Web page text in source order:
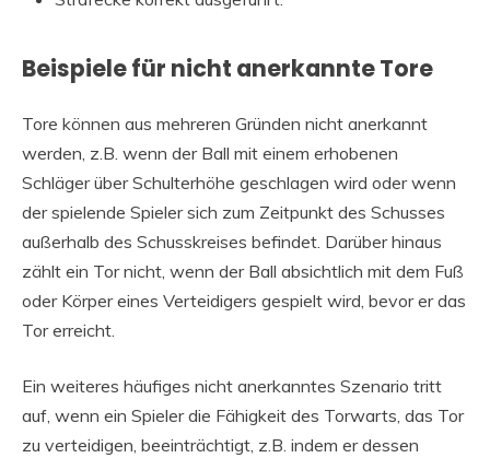
Beispiele für nicht anerkannte Tore
Tore können aus mehreren Gründen nicht anerkannt
werden, z.B. wenn der Ball mit einem erhobenen
Schläger über Schulterhöhe geschlagen wird oder wenn
der spielende Spieler sich zum Zeitpunkt des Schusses
außerhalb des Schusskreises befindet. Darüber hinaus
zählt ein Tor nicht, wenn der Ball absichtlich mit dem Fuß
oder Körper eines Verteidigers gespielt wird, bevor er das
Tor erreicht.
Ein weiteres häufiges nicht anerkanntes Szenario tritt
auf, wenn ein Spieler die Fähigkeit des Torwarts, das Tor
zu verteidigen, beeinträchtigt, z.B. indem er dessen